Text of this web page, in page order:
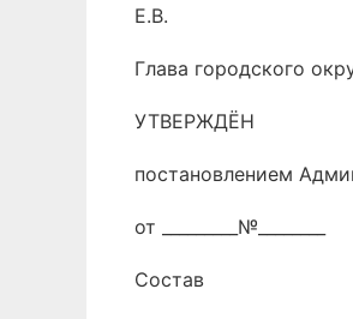
Е.В.
Глава городского
УТВЕРЖДЁН
постановлением
от _________№________
Состав